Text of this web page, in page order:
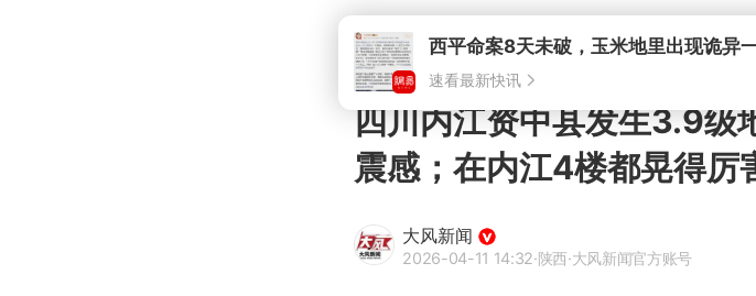
四川内江资中县发生3.9级
震感；在内江4楼都晃得厉
大风新闻
2026-04-11 14:32·陕西·大风新闻官方账号